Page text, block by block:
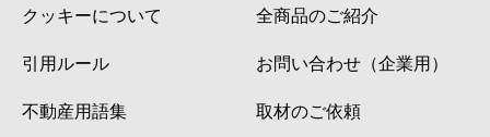
クッキーについて
引用ルール
不動産用語集
全商品のご紹介
お問い合わせ（企業用）
取材のご依頼